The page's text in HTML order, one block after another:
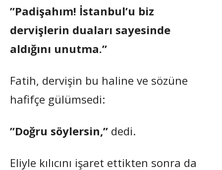
”Padişahım! İstanbul’u biz
dervişlerin duaları sayesinde
aldığını unutma.”
Fatih, dervişin bu haline ve sözüne
hafifçe gülümsedi:
”Doğru söylersin,” dedi.
Eliyle kılıcını işaret ettikten sonra da